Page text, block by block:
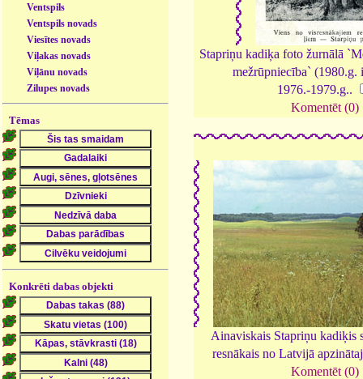
Ventspils
Ventspils novads
Viesītes novads
Viļakas novads
Viļānu novads
Zilupes novads
Tēmas
Konkrēti dabas objekti
Stapriņu kadiķa foto žurnālā
mežrūpniecība` (1980.g.
1976.-1979.g..
Komentēt (0)
Ainaviskais Stapriņu kadiķis
resnākais no Latvijā
Komentēt (0)